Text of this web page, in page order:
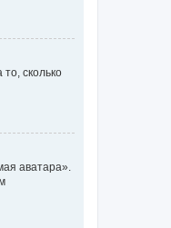
сколько
аватара».